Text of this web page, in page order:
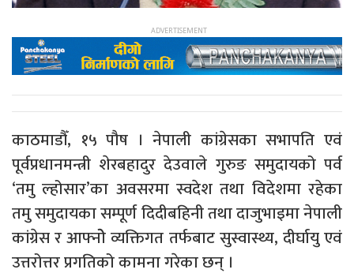
काठमाडौँ, १५ पौष । नेपाली कांग्रेसका सभापति एवं
पूर्वप्रधानमन्त्री शेरबहादुर देउवाले गुरुङ समुदायको पर्व
‘तमु ल्होसार’का अवसरमा स्वदेश तथा विदेशमा रहेका
तमु समुदायका सम्पूर्ण दिदीबहिनी तथा दाजुभाइमा नेपाली
कांग्रेस र आफ्नोे व्यक्तिगत तर्फबाट सुस्वास्थ्य, दीर्घायु एवं
उत्तरोत्तर प्रगतिको कामना गरेका छन् ।